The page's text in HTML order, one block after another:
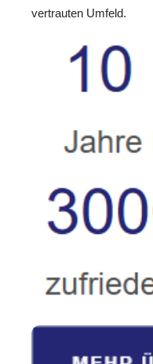
vertrauten Umfeld.